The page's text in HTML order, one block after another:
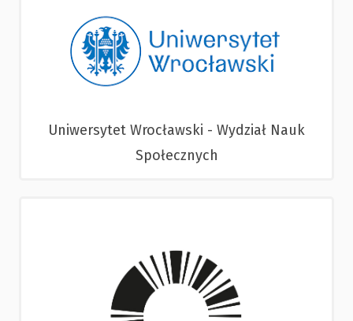
Uniwersytet Wrocławski - Wydział Nauk
Społecznych